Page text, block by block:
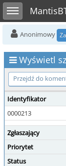
Toggle sidebar
Anonimowy
Wyświetl
Przejdź do
Identyfikator
0000213
Zgłaszający
Priorytet
Status